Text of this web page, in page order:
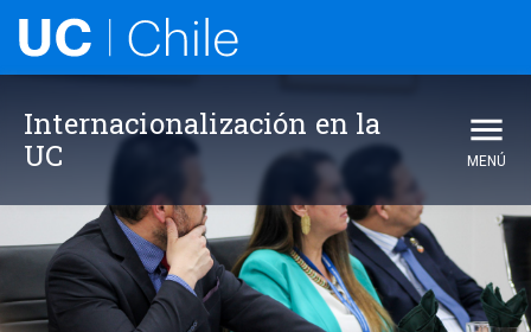
Internacionalización en la
UC
MENÚ